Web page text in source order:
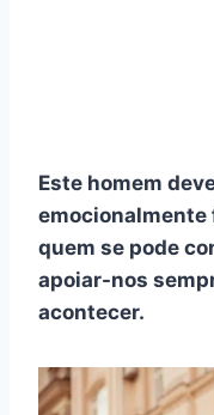
Este homem
emocionalmente
quem se pode
apoiar-nos
acontecer.